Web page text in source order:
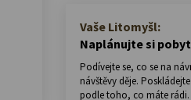
Vaše Litomyšl:
Naplánujte si pobyt
Podívejte se, co se na
návštěvy děje.
podle toho, co máte rádi.